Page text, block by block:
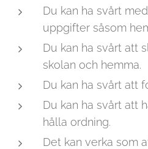
Du kan ha svårt
uppgifter såsom
Du kan ha svårt att
skolan och hemma.
Du kan ha svårt att
Du kan ha svårt att
hålla ordning.
Det kan verka som